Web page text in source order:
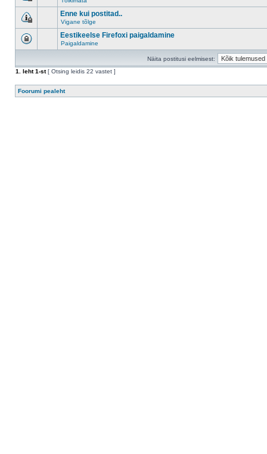
Enne kui postitad..
Vigane tõlge
Eestikeelse Firefoxi paigaldamine
Paigaldamine
Näita postitusi eelmisest:
1
. leht1-st[ Otsing leidis 22 vastet ]
Foorumi pealeht